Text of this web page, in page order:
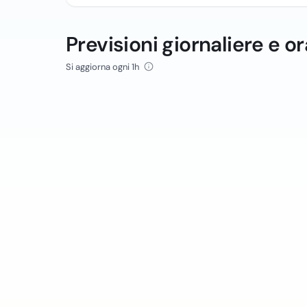
Previsioni giornaliere e
Si aggiorna ogni 1h